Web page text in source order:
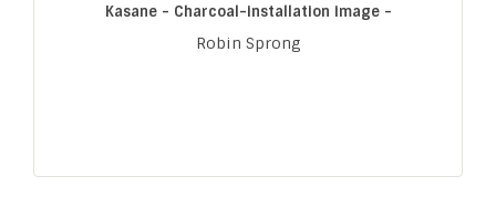
Kasane - Charcoal-installation image -
Robin Sprong